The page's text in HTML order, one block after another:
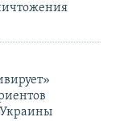
Украины